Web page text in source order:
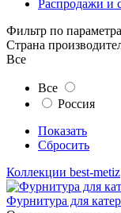
Распродажи и
Фильтр по
Страна
Все
Все
Россия
Показать
Сбросить
Коллекции best-metiz
Фурнитура для